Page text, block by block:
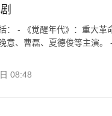
： - 《觉醒年代》：重大革
意、曹磊、夏德俊等主演
08:48